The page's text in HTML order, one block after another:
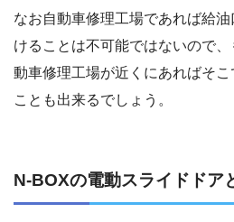
なお自動車修理工場であれば給
けることは不可能ではないので
動車修理工場が近くにあればそ
ことも出来るでしょう。
N-BOXの電動スライドドア